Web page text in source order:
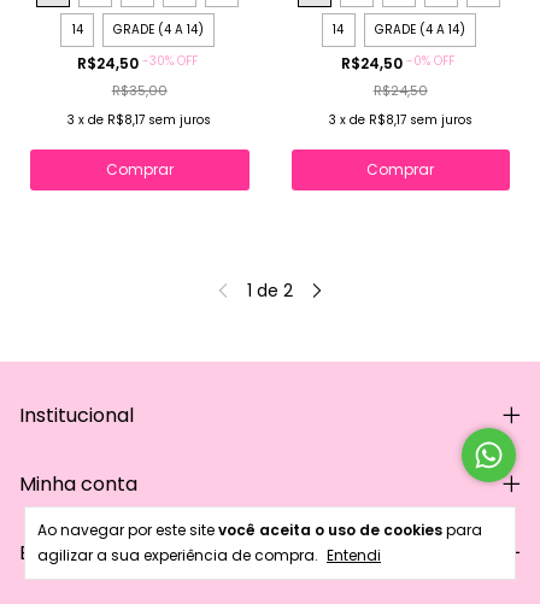
Ao navegar por este sitevocê aceita o uso de cookiespara
agilizar a sua experiência de compra. Entendi
14 GRADE (4 A 14)
R$24,50 -30% OFF
R$35,00
3 xde R$8,17 sem juros
Comprar
14 GRADE (4 A 14)
R$24,50-0%OFF
R$24,50
3 x de R$8,17 sem juros
Comprar
1 de 2
Institucional
Minha conta
Entre em contato